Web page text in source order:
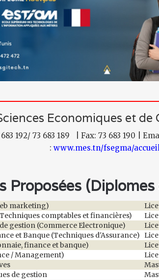
Economiques et de
683 192/ 73 683 189 | Fax: 73 683 190 |
: www.mes.tn/fsegma/
Proposées (Diplomes
marketing)
comptables et financières)
gestion (Commerce Electronique)
et Banque (Techniques d'Assurance)
finance et banque)
/ Management)
de gestion